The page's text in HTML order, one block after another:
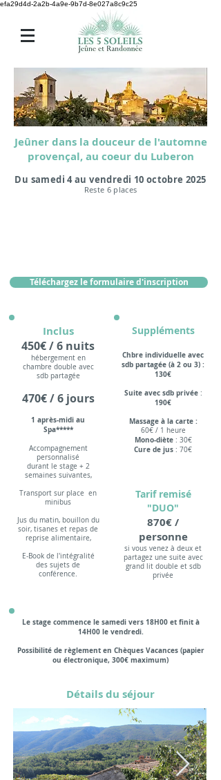
efa29d4d-2a2b-4a9e-9b7d-8e027a8c9c25
Jeûner dans la douceur de l'automne
provençal, au coeur du Luberon
Du samedi 4 au vendredi 10 octobre 2025
Reste 6 places
Téléchargez le formulaire d'inscription
Inclus
450€ / 6 nuits
hébergement en
chambre double avec
sdb partagée
470€ / 6 jours
1 après-midi au
Spa*****
Accompagnement
personnalisé
durant le stage +2
semaines suivantes,
Transport sur place en
minibus
Jus du matin, bouillon du
soir, tisanes et repas de
reprise alimentaire,
E-Book de l'intégralité
des sujets de
conférence.
Suppléments
Chbre individuelle avec
sdb partagée (à 2 ou 3) :
130€
Suite avec sdb privée:
190€
Massage à la carte :
60€ / 1 heure
Mono-diète : 30€
Cure de jus : 70€
Tarif remisé
"DUO"
870€ /
personne
si vous venez à deux et
partagez une suite avec
grand lit double et sdb
privée
Le stage commence le samedi vers 18H00 et finit à
14H00 le vendredi.
Possibilité de règlement en Chèques Vacances (papier
ou électronique, 300€ maximum)
Détails du séjour